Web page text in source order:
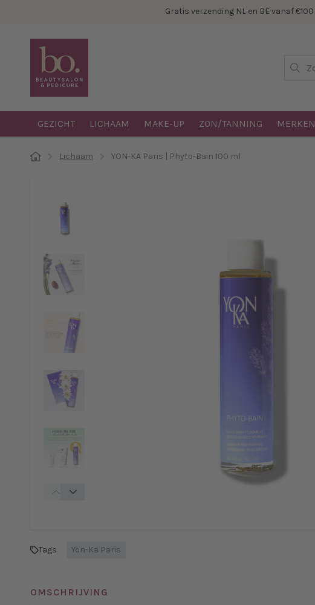
Gratis verzending NL en BE vanaf €100
Zoeken
GEZICHT LICHAAM MAKE-UP ZON/TANNING MERKEN
Lichaam YON-KA Paris | Phyto-Bain 100 ml
Tags Yon-Ka Paris
OMSCHRIJVING